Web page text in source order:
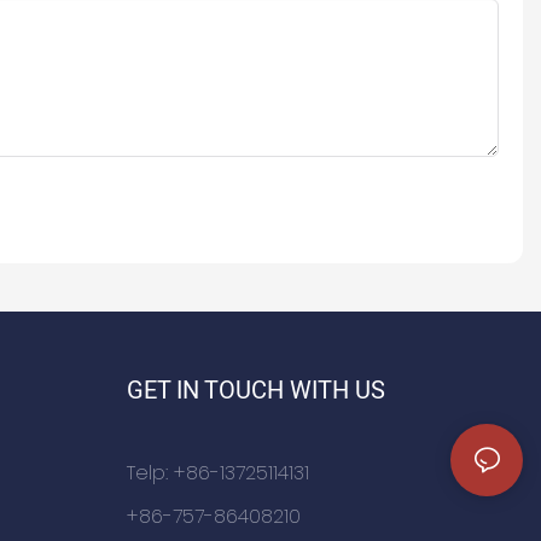
GET IN TOUCH WITH US
Telp: +86-13725114131
+86-757-86408210